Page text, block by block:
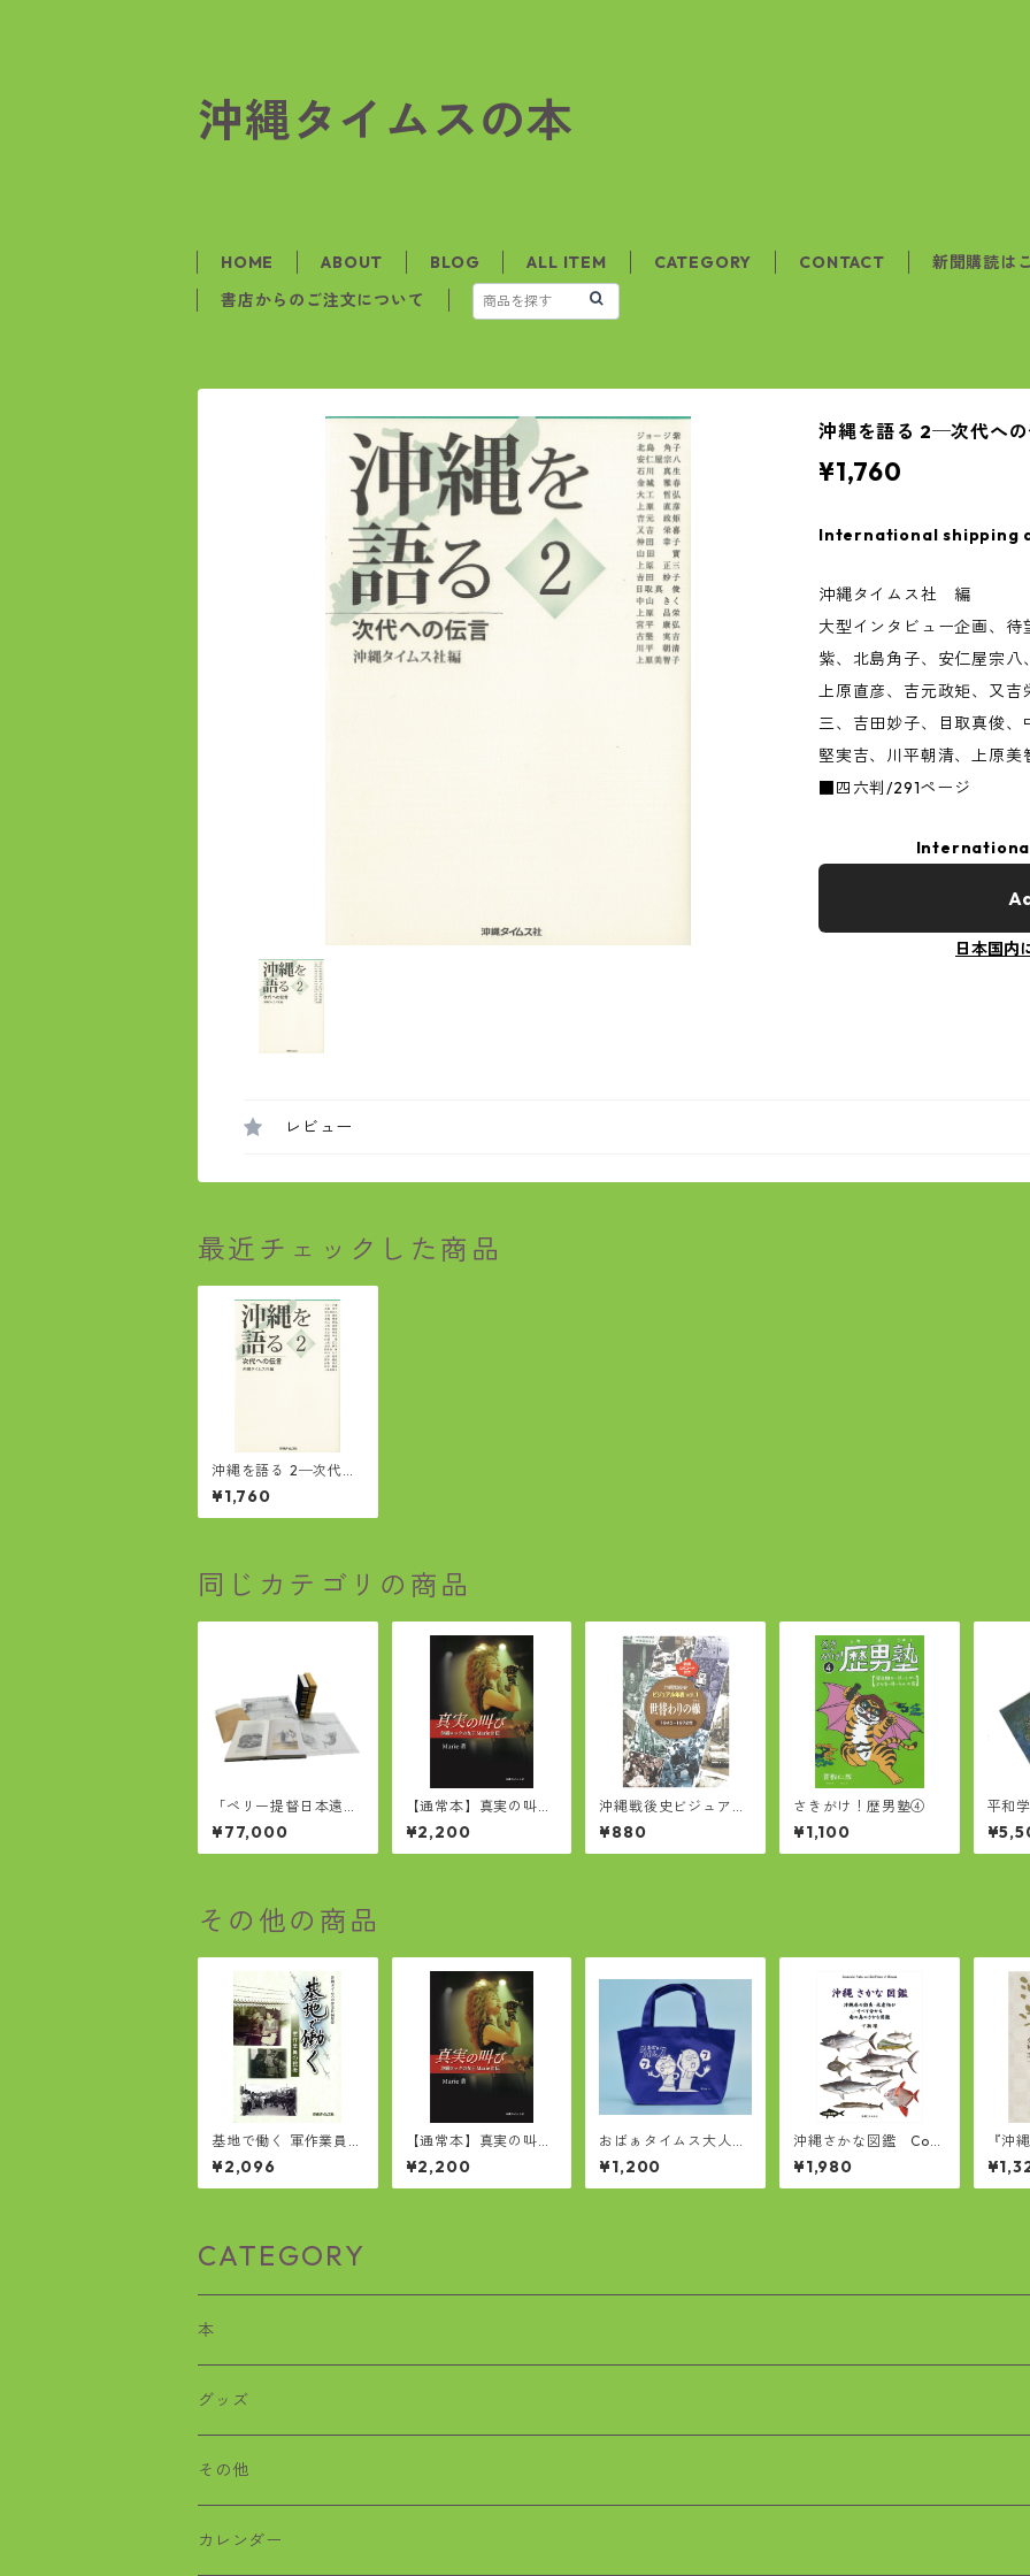
沖縄タイムスの本
HOME ABOUT BLOG ALL ITEM CATEGORY CONTACT
新聞購読は
書店からのご注文について
沖縄を語る 2─次代へ
¥1,760
International shipping
沖縄タイムス社 編
大型インタビュー企画、
紫、北島角子、安仁屋宗
上原直彦、吉元政矩、又
三、吉田妙子、目取真俊
堅実吉、川平朝清、上原
■四六判/291ページ
日本国内
レビュー
最近チェックした商品
沖縄を語る 2─次代へ
の伝言
¥1,760
同じカテゴリの商品
「ペリー提督日本遠征
記」完全復刻版
¥77,000
【通常本】真実の叫
び 沖縄ロックの女王
Marie自伝
¥2,200
沖縄戦後史ビジュアル
年表vol.1 世替わりの
轍
¥880
さきがけ！歴男塾④
¥1,100
平和
とつ
その他の商品
基地で働く 軍作業員の
戦後（沖縄タイムス中
部支社編集部）
¥2,096
【通常本】真実の叫
び 沖縄ロックの女王
Marie自伝
¥2,200
おばぁタイムス大人買
いバッグ
¥1,200
沖縄さかな図鑑 Com
mercial Fishes and S
hellfishes of Okinaw
a
¥1,980
『沖
らの
録」
CATEGORY
本
歴史
沖縄戦
絵本
グッズ
おばぁタイムス
ワラビー
その他
カレンダー